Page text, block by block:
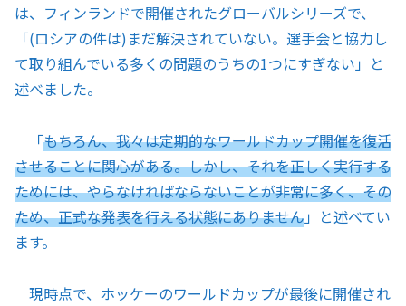
は、フィンランドで開催されたグローバルシリーズで、
「(ロシアの件は)まだ解決されていない。選手会と協力し
て取り組んでいる多くの問題のうちの1つにすぎない」と
述べました。
「もちろん、我々は定期的なワールドカップ開催を復活
させることに関心がある。しかし、それを正しく実行する
ためには、やらなければならないことが非常に多く、その
ため、正式な発表を行える状態にありません」と述べてい
ます。
現時点で、ホッケーのワールドカップが最後に開催され